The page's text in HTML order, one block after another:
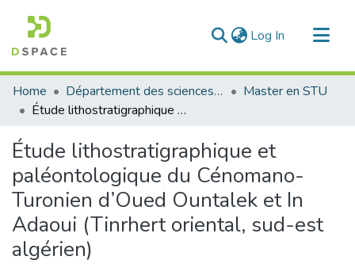
Log In (current)
Communities & Collections
All of DSpace
Statistics
Home Département des sciences de la terre et de l'univers
Master en STU
Étude lithostratigraphique et paléontologique du Cénomano-Turonien d’Oued Ountalek et In Adaoui (Tinrhert oriental, sud-est algérien)
Étude lithostratigraphique et
paléontologique du Cénomano-
Turonien d’Oued Ountalek et In
Adaoui (Tinrhert oriental, sud-est
algérien)